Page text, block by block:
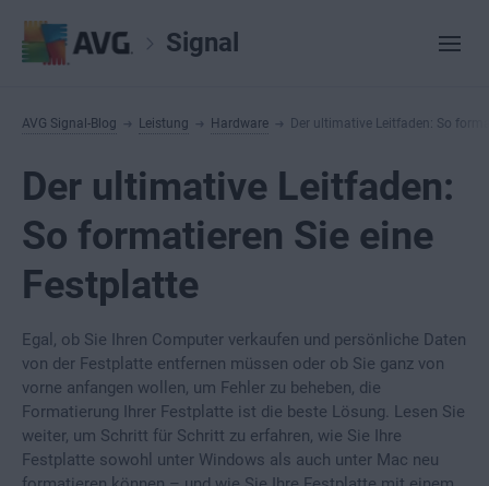
Signal
AVG Signal-Blog Leistung Hardware Der ultimative Leitfaden: So
Der ultimative Leitfaden:
So formatieren Sie eine
Festplatte
Egal, ob Sie Ihren Computer verkaufen und persönliche Daten
von der Festplatte entfernen müssen oder ob Sie ganz von
vorne anfangen wollen, um Fehler zu beheben, die
Formatierung Ihrer Festplatte ist die beste Lösung. Lesen Sie
weiter, um Schritt für Schritt zu erfahren, wie Sie Ihre
Festplatte sowohl unter Windows als auch unter Mac neu